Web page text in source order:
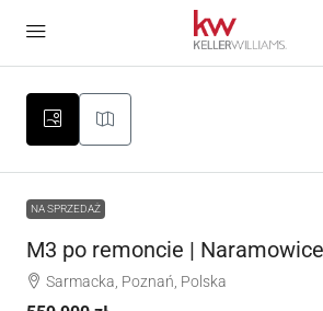
NA SPRZEDAŻ
M3 po remoncie | Naramowice
Sarmacka, Poznań, Polska